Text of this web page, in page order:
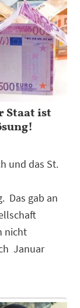
Staat ist
und das St.
Das gab an
nicht
Januar